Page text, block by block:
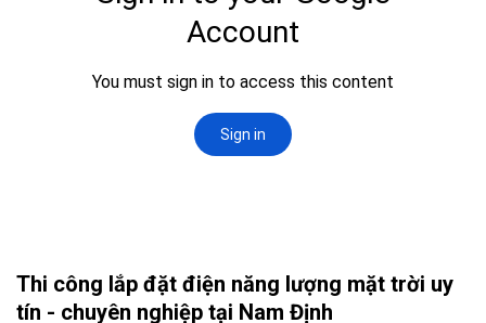
Thi công lắp đặt điện năng lượng mặt trời uy
tín - chuyên nghiệp tại Nam Định